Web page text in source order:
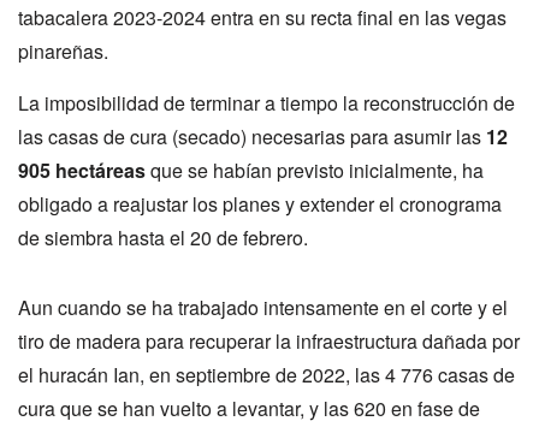
tabacalera 2023-2024 entra en su recta final en las vegas
pinareñas.
La imposibilidad de terminar a tiempo la reconstrucción de
las casas de cura (secado) necesarias para asumir las 12
905 hectáreasque se habían previsto inicialmente, ha
obligado a reajustar los planes y extender el cronograma
de siembra hasta el 20 de febrero.
Aun cuando se ha trabajado intensamente en el corte y el
tiro de madera para recuperar la infraestructura dañada por
el huracán Ian, en septiembre de 2022, las 4 776 casas de
cura que se han vuelto a levantar, y las 620 en fase de